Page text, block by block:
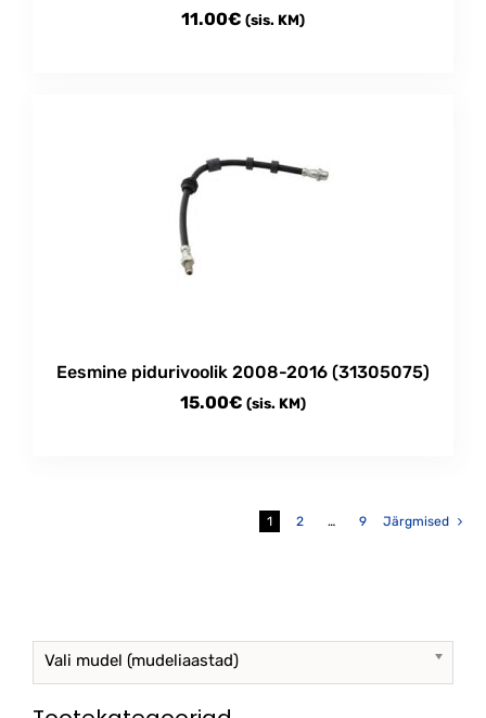
11.00€ (sis. KM)
Eesmine pidurivoolik 2008-2016 (31305075)
15.00€ (sis. KM)
1 2 … 9 Järgmised
Vali mudel (mudeliaastad)